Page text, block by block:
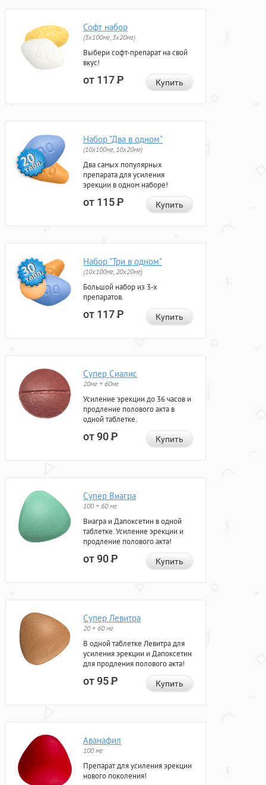
Софт набор
(3x100мг, 3x20мг)
Выбери софт-препарат на свой
вкус!
от 117Р Купить
Набор "Два в одном"
(10x100мг, 10x20мг)
Два самых популярных
препарата для усиления
эрекции в одном наборе!
от 115Р Купить
Набор "Три в одном"
(10x100мг, 20x20мг)
Большой набор из 3-х
препаратов.
от 117Р Купить
Супер Сиалис
20мг + 60мг
Усиление эрекции до 36 часов и
продление полового акта в
одной таблетке.
от 90Р Купить
Супер Виагра
100 + 60 мг
Виагра и Дапоксетин в одной
таблетке. Усиление эрекции и
продление полового акта!
от 90Р Купить
Супер Левитра
20 + 60 мг
В одной таблетке Левитра для
усиления эрекции и Дапоксетин
для продления полового акта!
от 95Р Купить
Аванафил
100 мг
Препарат для усиления эрекции
нового поколения!